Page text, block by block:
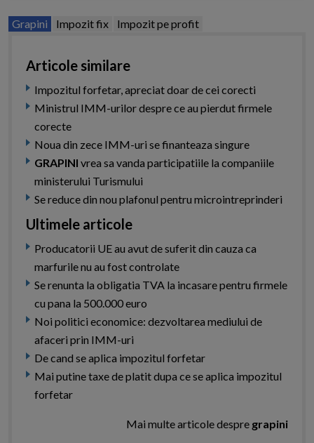
Grapini Impozit fix Impozit pe profit
Articole similare
Impozitul forfetar, apreciat doar de cei corecti
Ministrul IMM-urilor despre ce au pierdut firmele
corecte
Noua din zece IMM-uri se finanteaza singure
GRAPINI vrea sa vanda participatiile la companiile
ministerului Turismului
Se reduce din nou plafonul pentru microintreprinderi
Ultimele articole
Producatorii UE au avut de suferit din cauza ca
marfurile nu au fost controlate
Se renunta la obligatia TVA la incasare pentru firmele
cu pana la 500.000 euro
Noi politici economice: dezvoltarea mediului de
afaceri prin IMM-uri
De cand se aplica impozitul forfetar
Mai putine taxe de platit dupa ce se aplica impozitul
forfetar
Mai multe articole despre grapini